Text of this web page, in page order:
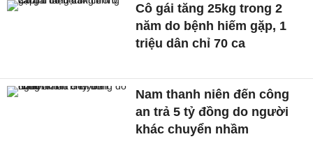
Cô gái tăng 25kg trong 2
năm do bệnh hiếm gặp, 1
triệu dân chỉ 70 ca
Nam thanh niên đến công
an trả 5 tỷ đồng do người
khác chuyển nhầm